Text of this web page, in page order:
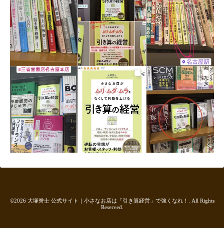
©2026 大塚誉士 公式サイト｜小さなお店は「引き算経営」で強くなれ！
. All Rights
Reserved.